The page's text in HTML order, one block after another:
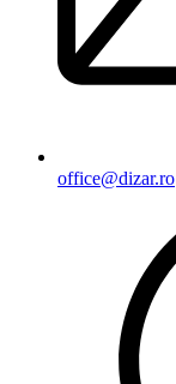
office@dizar.ro